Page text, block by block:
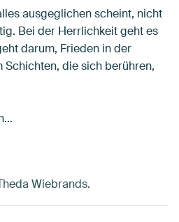
ausgeglichen scheint, nicht
Bei der Herrlichkeit geht es
darum, Frieden in der
Schichten, die sich berühren,
Wiebrands.